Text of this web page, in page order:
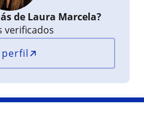
de Laura Marcela?
verificados
perfil